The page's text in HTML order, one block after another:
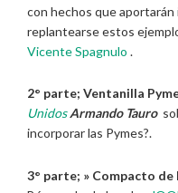
con hechos que aportarán
replantearse estos
Vicente Spagnulo .
2° parte; Ventanilla
Unidos Armando Tauro
incorporar las Pymes?.
3° parte; » Compacto de